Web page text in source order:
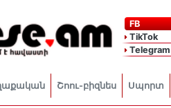
FB
TikTok
Telegram
Շոու-բիզնես Սպորտ